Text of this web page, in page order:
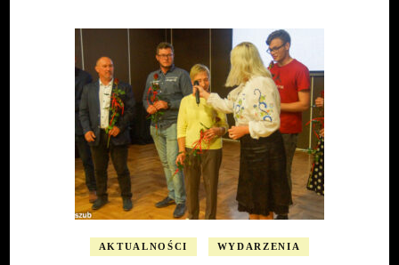
AKTUALNOŚCI WYDARZENIA